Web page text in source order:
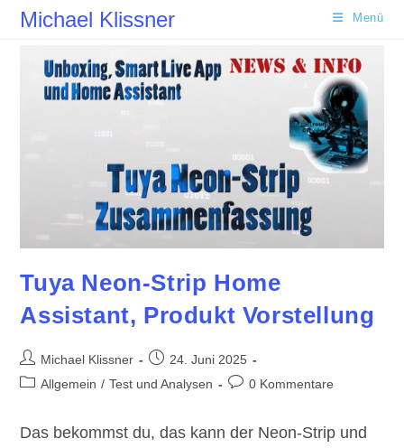
ZumMichael Klissner Menü
Tuya Neon-Strip Home
Assistant, Produkt Vorstellung
Beitrags-
Autor:
Michael Klissner
Beitrag
veröffentlicht:
24. Juni 2025
Beitrags-
Allgemein / Test und Analysen
Beitrags-
0 Kommentare
Das bekommst du, das kann der Neon-Strip und